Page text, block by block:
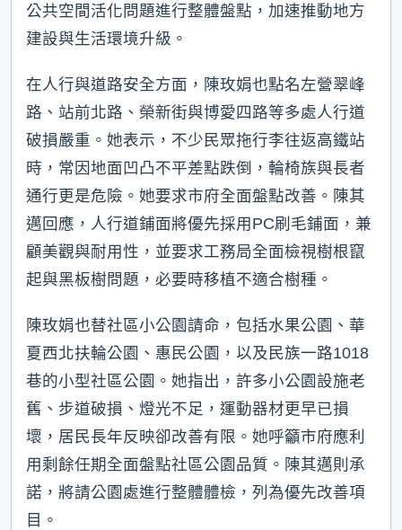
公共空間活化問題進行整體盤點，加速推動地方
建設與生活環境升級。
在人行與道路安全方面，陳玫娟也點名左營翠峰
路、站前北路、榮新街與博愛四路等多處人行道
破損嚴重。她表示，不少民眾拖行李往返高鐵站
時，常因地面凹凸不平差點跌倒，輪椅族與長者
通行更是危險。她要求市府全面盤點改善。陳其
邁回應，人行道鋪面將優先採用PC刷毛鋪面，兼
顧美觀與耐用性，並要求工務局全面檢視樹根竄
起與黑板樹問題，必要時移植不適合樹種。
陳玫娟也替社區小公園請命，包括水果公園、華
夏西北扶輪公園、惠民公園，以及民族一路1018
巷的小型社區公園。她指出，許多小公園設施老
舊、步道破損、燈光不足，運動器材更早已損
壞，居民長年反映卻改善有限。她呼籲市府應利
用剩餘任期全面盤點社區公園品質。陳其邁則承
諾，將請公園處進行整體體檢，列為優先改善項
目。